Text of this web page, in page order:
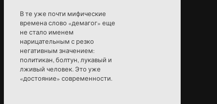
В те уже почти мифические
времена слово «демагог» еще
не стало именем
нарицательным с резко
негативным значением:
политикан, болтун, лукавый и
лживый человек. Это уже
«достояние» современности.